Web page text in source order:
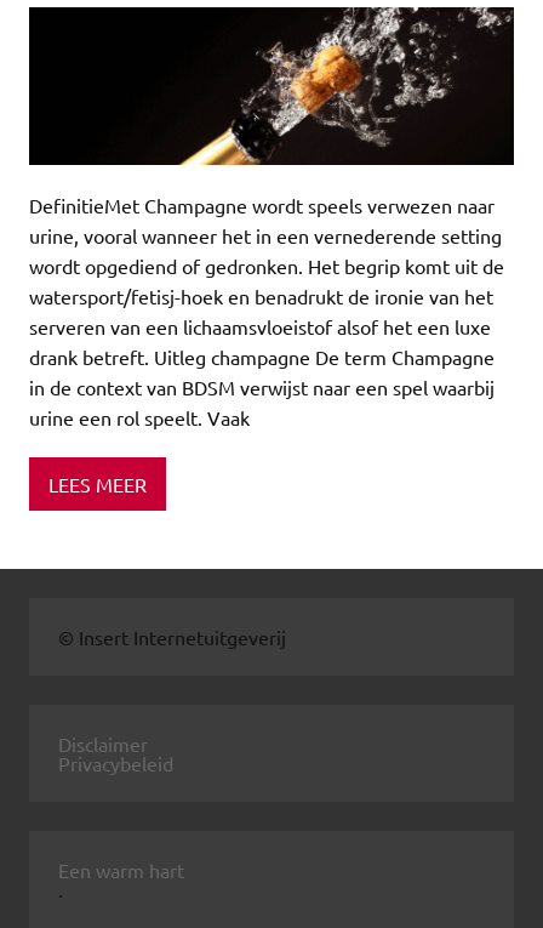
DefinitieMet Champagne wordt speels verwezen naar
urine, vooral wanneer het in een vernederende setting
wordt opgediend of gedronken. Het begrip komt uit de
watersport/fetisj-hoek en benadrukt de ironie van het
serveren van een lichaamsvloeistof alsof het een luxe
drank betreft. Uitleg champagne De term Champagne
in de context van BDSM verwijst naar een spel waarbij
urine een rol speelt. Vaak
LEES MEER
© Insert Internetuitgeverij
Disclaimer
Privacybeleid
Een warm hart
.